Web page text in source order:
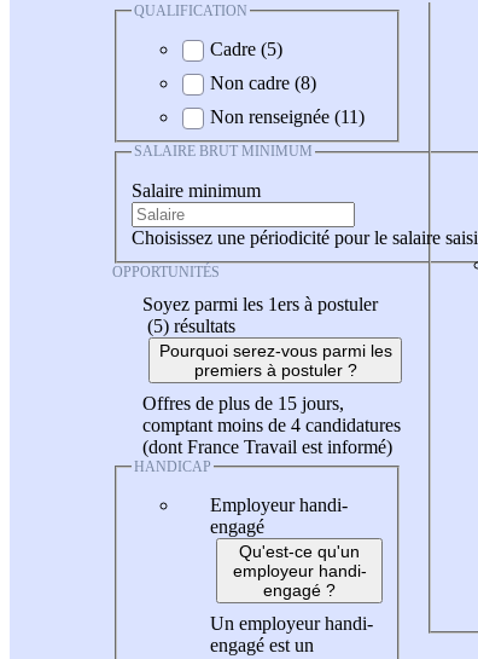
QUALIFICATION
Cadre (5)
Non cadre (8)
Non renseignée (11)
SALAIRE BRUT MINIMUM
Salaire minimum
Choisissez une périodicité pour le salaire saisi
OPPORTUNITÉS
Soyez parmi les 1ers à postuler
(5) résultats
Pourquoi serez-vous parmi les
premiers à postuler ?
Offres de plus de 15 jours,
comptant moins de 4 candidatures
(dont France Travail est informé)
HANDICAP
Employeur handi-
engagé
Qu'est-ce qu'un
employeur handi-
engagé ?
Un employeur handi-
engagé est un